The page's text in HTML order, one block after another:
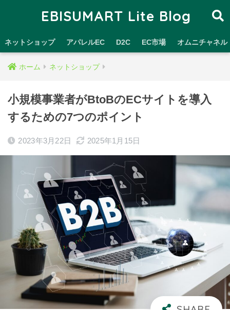
EBISUMART Lite Blog
ネットショップ アパレルEC D2C EC市場 オムニチャネル
ホーム ネットショップ
小規模事業者がBtoBのECサイトを導入
するための7つのポイント
2023年3月22日 2025年1月15日